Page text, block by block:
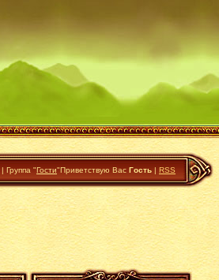
| Группа "Гости"Приветствую Вас Гость | RSS